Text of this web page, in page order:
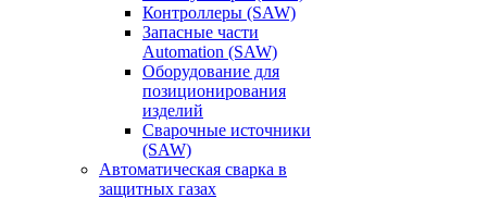
Контроллеры (SAW)
Запасные части
Automation (SAW)
Оборудование для
позиционирования
изделий
Сварочные источники
(SAW)
Автоматическая сварка в
защитных газах